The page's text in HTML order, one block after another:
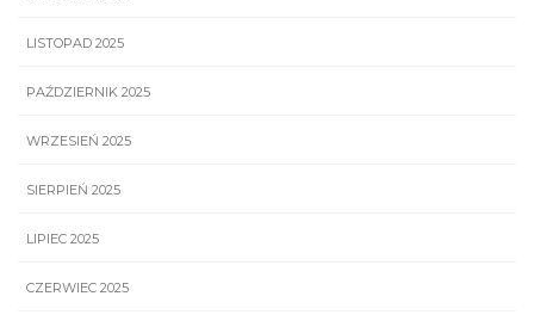
LISTOPAD 2025
PAŹDZIERNIK 2025
WRZESIEŃ 2025
SIERPIEŃ 2025
LIPIEC 2025
CZERWIEC 2025